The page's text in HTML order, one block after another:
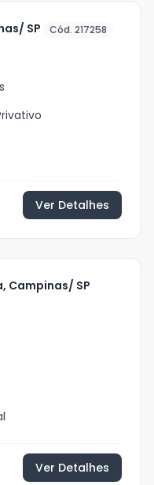
SP Cód. 217258
Ver Detalhes
Campinas/ SP
Ver Detalhes